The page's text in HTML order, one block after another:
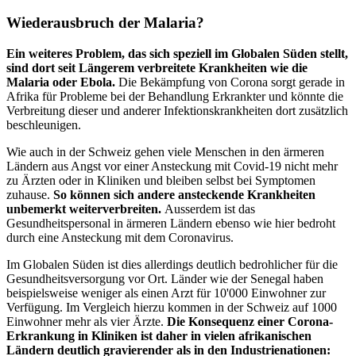
Wiederausbruch der Malaria?
Ein weiteres Problem, das sich speziell im Globalen Süden stellt,
sind dort seit Längerem verbreitete Krankheiten wie die
Malaria oder Ebola. Die Bekämpfung von Corona sorgt gerade in
Afrika für Probleme bei der Behandlung Erkrankter und könnte die
Verbreitung dieser und anderer Infektionskrankheiten dort zusätzlich
beschleunigen.
Wie auch in der Schweiz gehen viele Menschen in den ärmeren
Ländern aus Angst vor einer Ansteckung mit Covid-19 nicht mehr
zu Ärzten oder in Kliniken und bleiben selbst bei Symptomen
zuhause. So können sich andere ansteckende Krankheiten
unbemerkt weiterverbreiten. Ausserdem ist das
Gesundheitspersonal in ärmeren Ländern ebenso wie hier bedroht
durch eine Ansteckung mit dem Coronavirus.
Im Globalen Süden ist dies allerdings deutlich bedrohlicher für die
Gesundheitsversorgung vor Ort. Länder wie der Senegal haben
beispielsweise weniger als einen Arzt für 10'000 Einwohner zur
Verfügung. Im Vergleich hierzu kommen in der Schweiz auf 1000
Einwohner mehr als vier Ärzte. Die Konsequenz einer Corona-
Erkrankung in Kliniken ist daher in vielen afrikanischen
Ländern deutlich gravierender als in den Industrienationen: